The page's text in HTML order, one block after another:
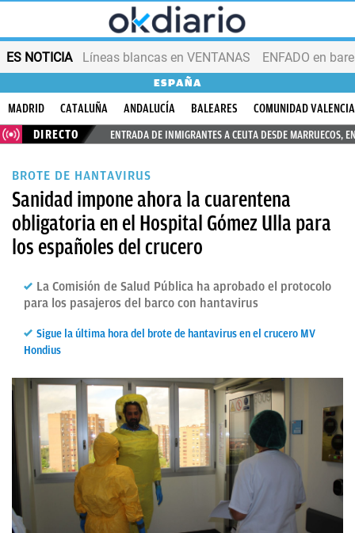
ES NOTICIA Líneas blancas en VENTANAS ENFADO en
ESPAÑA
MADRID CATALUÑA ANDALUCÍA BALEARES
COMUNIDAD
DIRECTO
ENTRADA DE INMIGRANTES A CEUTA DESDE MARRUECOS,
BROTE DE HANTAVIRUS
Sanidad impone ahora la cuarentena
obligatoria en el Hospital Gómez Ulla para
los españoles del crucero
La Comisión de Salud Pública ha aprobado el protocolo
para los pasajeros del barco con hantavirus
Sigue la última hora del brote de hantavirus en el crucero MV
Hondius